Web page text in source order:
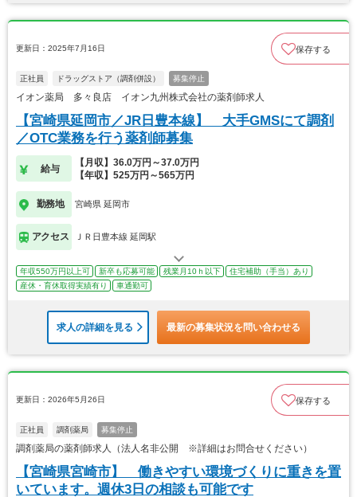
更新日：2025年7月16日 保存する
正社員 ドラッグストア（調剤併設） 募集停止
イオン薬局 多々良店 イオン九州株式会社の薬剤師求人
【宮崎県延岡市／JR日豊本線】 大手GMSにて調剤
／OTC業務を行う薬剤師募集
給与
【月収】36.0万円～37.0万円
【年収】525万円～565万円
勤務地 宮崎県 延岡市
アクセス ＪＲ日豊本線 延岡駅
年収550万円以上可 新卒も応募可能 残業月10ｈ以下
住宅補助（手当）あり
産休・育休取得実績有り
車通勤可
求人の詳細を見る 最新の募集状況を問い合わせる
更新日：2026年5月26日 保存する
正社員 調剤薬局 募集停止
調剤薬局の薬剤師求人（法人名非公開 ※詳細はお問合せください）
【宮崎県宮崎市】 働きやすい環境づくりに重きを置
いています。週休3日の相談も可能です